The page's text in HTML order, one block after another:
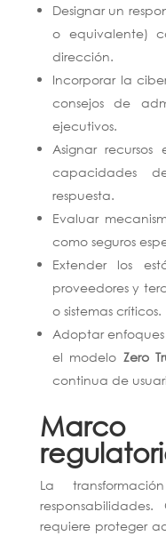
Designar un
o equivalente)
dirección.
Incorporar la
consejos de
ejecutivos.
Asignar
capacidades
respuesta.
Evaluar
como seguros
Extender los
proveedores y
o sistemas críticos.
Adoptar
el modelo Zero
continua de
La
requiere proteger